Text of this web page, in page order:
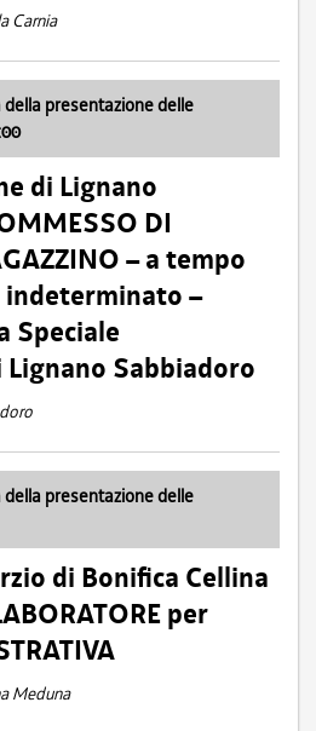
Carnia
della presentazione delle
di Lignano
DI
– a tempo
indeterminato –
Speciale
Lignano Sabbiadoro
della presentazione delle
di Bonifica Cellina
per
Meduna